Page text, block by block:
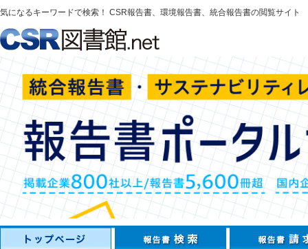
気になるキーワードで検索！ CSR報告書、環境報告書、統合報告書の閲覧サイト